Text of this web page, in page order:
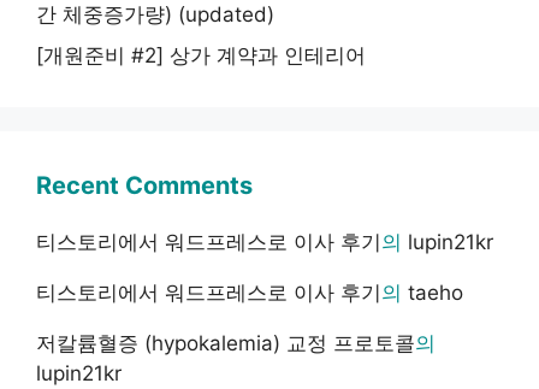
간 체중증가량) (updated)
[개원준비 #2] 상가 계약과 인테리어
Recent Comments
티스토리에서 워드프레스로 이사 후기의 lupin21kr
티스토리에서 워드프레스로 이사 후기의 taeho
저칼륨혈증 (hypokalemia) 교정 프로토콜의
lupin21kr